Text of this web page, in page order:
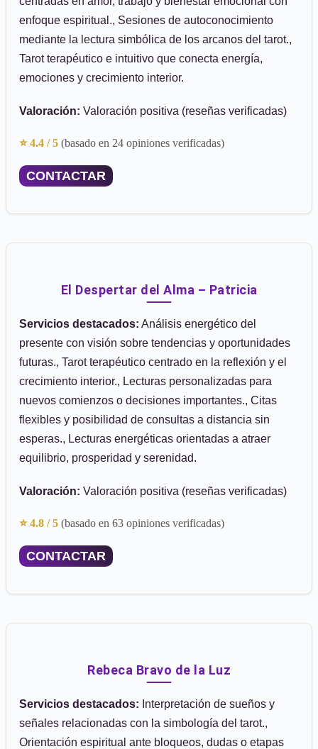
enfoque espiritual., Sesiones de autoconocimiento
mediante la lectura simbólica de los arcanos del tarot.,
Tarot terapéutico e intuitivo que conecta energía,
emociones y crecimiento interior.
Valoración: Valoración positiva (reseñas verificadas)
⭐ 4.4 / 5 (basado en 24 opiniones verificadas)
CONTACTAR
El Despertar del Alma – Patricia
Servicios destacados: Análisis energético del
presente con visión sobre tendencias y oportunidades
futuras., Tarot terapéutico centrado en la reflexión y el
crecimiento interior., Lecturas personalizadas para
nuevos comienzos o decisiones importantes., Citas
flexibles y posibilidad de consultas a distancia sin
esperas., Lecturas energéticas orientadas a atraer
equilibrio, prosperidad y serenidad.
Valoración: Valoración positiva (reseñas verificadas)
⭐ 4.8 / 5 (basado en 63 opiniones verificadas)
CONTACTAR
Rebeca Bravo de la Luz
Servicios destacados: Interpretación de sueños y
señales relacionadas con la simbología del tarot.,
Orientación espiritual ante bloqueos, dudas o etapas